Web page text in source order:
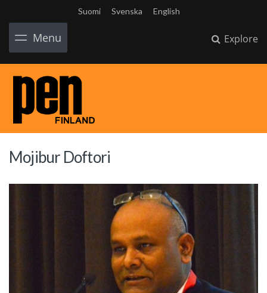
Suomi Svenska English
Menu Explore
Mojibur Doftori